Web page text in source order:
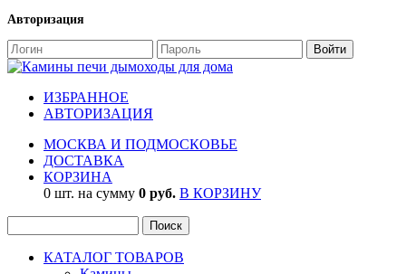
Авторизация
ИЗБРАННОЕ
АВТОРИЗАЦИЯ
МОСКВА И ПОДМОСКОВЬЕ
ДОСТАВКА
КОРЗИНА
0 шт. на сумму 0 руб. В КОРЗИНУ
КАТАЛОГ ТОВАРОВ